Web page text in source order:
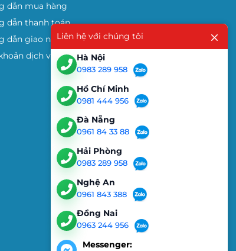
dẫn mua hàng
dẫn thanh toán
dẫn giao nhận
dịch vụ
Liên hệ với chúng tôi
Hà Nội
0983 289 958
Hồ Chí Minh
0981 444 956
Đà Nẵng
0961 84 33 88
Hải Phòng
0983 289 958
Nghệ An
0961 843 388
Đồng Nai
0963 244 956
Messenger: